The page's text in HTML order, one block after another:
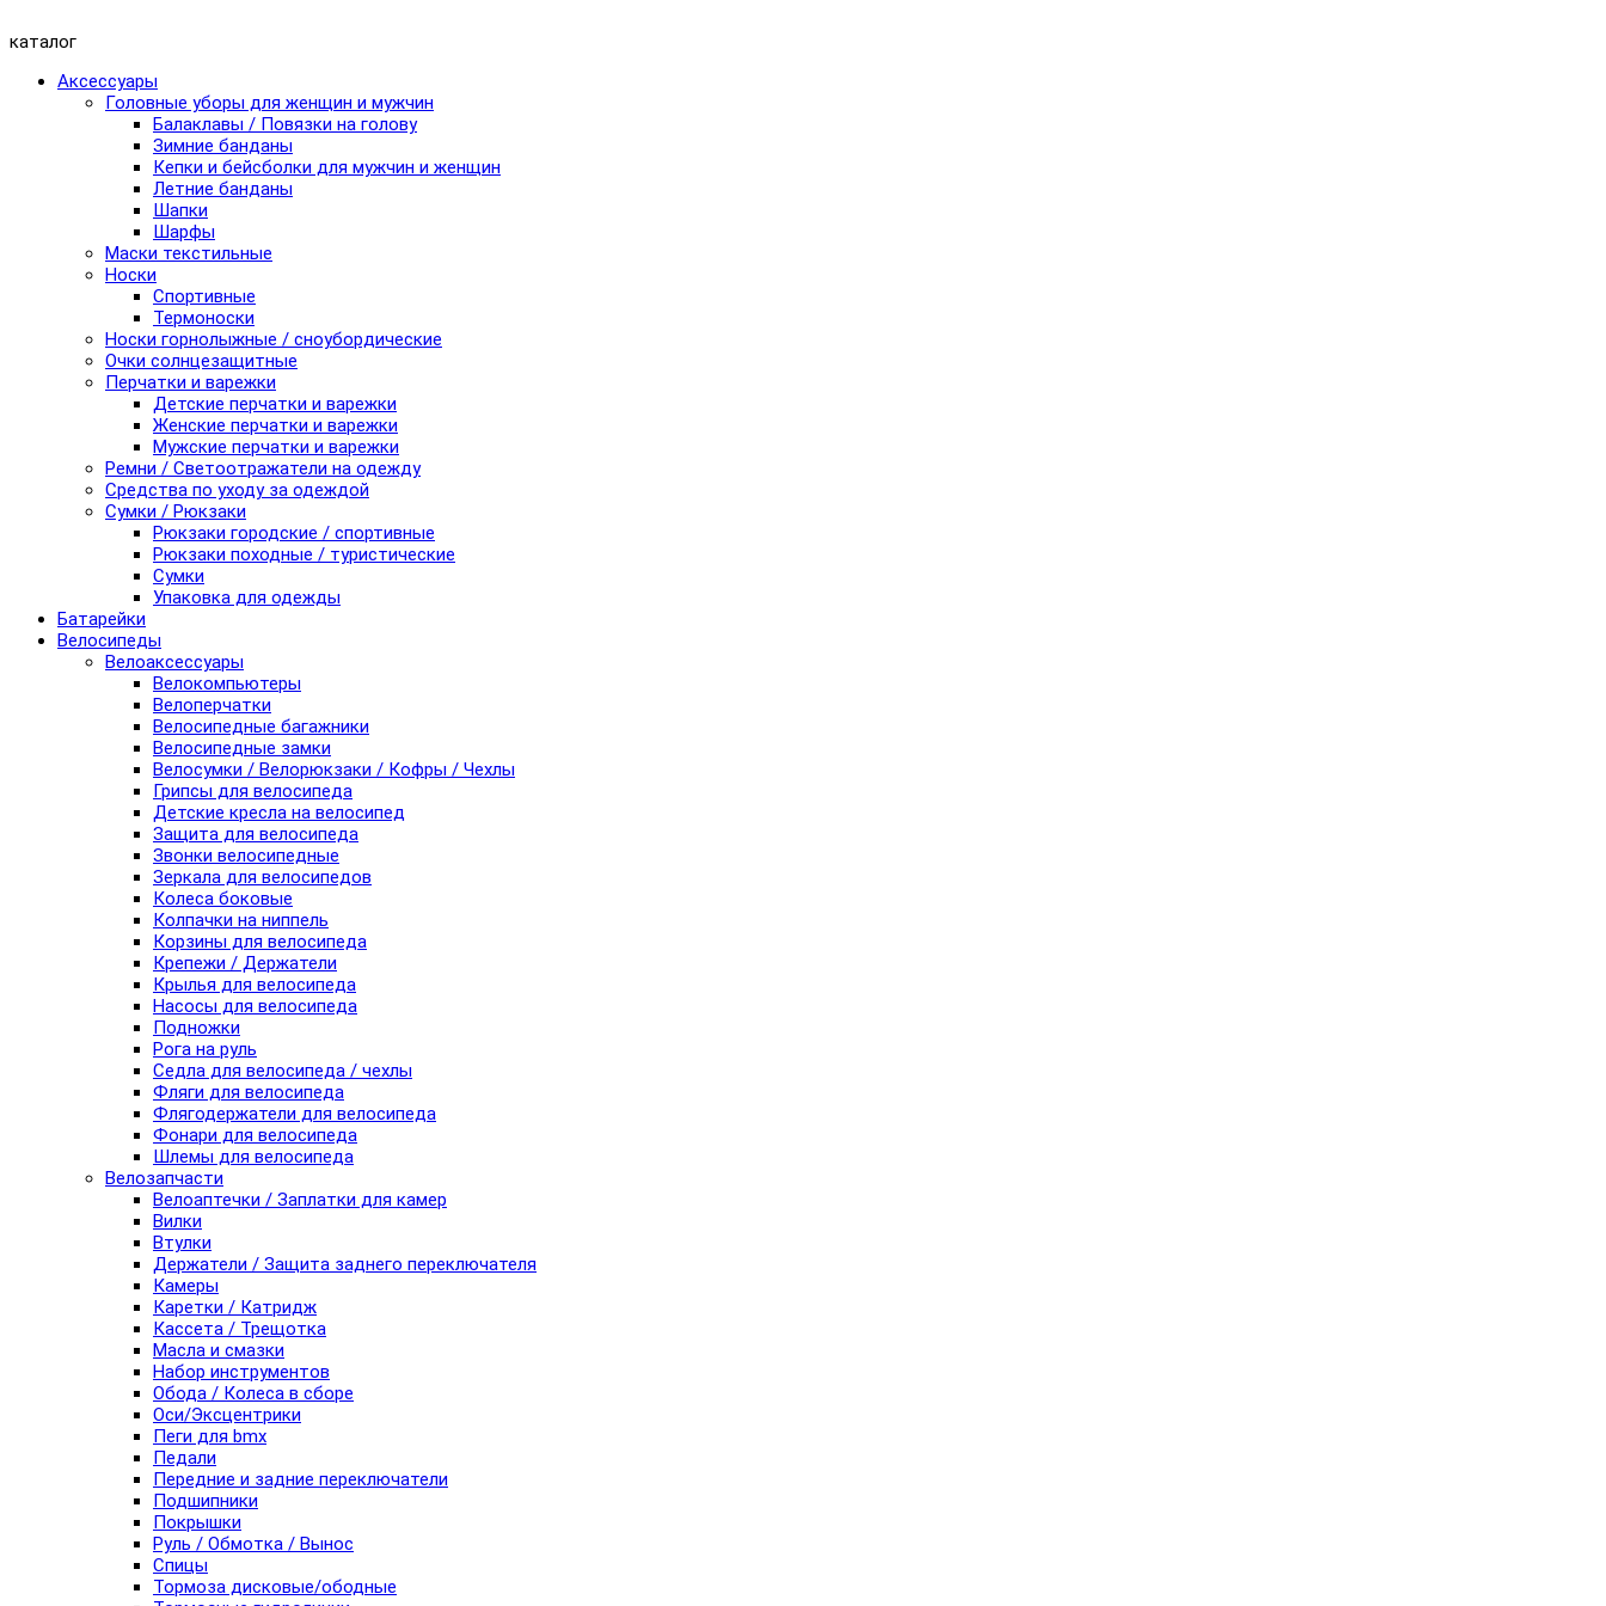
каталог
Аксессуары
Головные уборы для женщин и мужчин
Балаклавы / Повязки на голову
Зимние банданы
Кепки и бейсболки для мужчин и женщин
Летние банданы
Шапки
Шарфы
Маски текстильные
Носки
Спортивные
Термоноски
Носки горнолыжные / сноубордические
Очки солнцезащитные
Перчатки и варежки
Детские перчатки и варежки
Женские перчатки и варежки
Мужские перчатки и варежки
Ремни / Светоотражатели на одежду
Средства по уходу за одеждой
Сумки / Рюкзаки
Рюкзаки городские / спортивные
Рюкзаки походные / туристические
Сумки
Упаковка для одежды
Батарейки
Велосипеды
Велоаксессуары
Велокомпьютеры
Велоперчатки
Велосипедные багажники
Велосипедные замки
Велосумки / Велорюкзаки / Кофры / Чехлы
Грипсы для велосипеда
Детские кресла на велосипед
Защита для велосипеда
Звонки велосипедные
Зеркала для велосипедов
Колеса боковые
Колпачки на ниппель
Корзины для велосипеда
Крепежи / Держатели
Крылья для велосипеда
Насосы для велосипеда
Подножки
Рога на руль
Седла для велосипеда / чехлы
Фляги для велосипеда
Флягодержатели для велосипеда
Фонари для велосипеда
Шлемы для велосипеда
Велозапчасти
Велоаптечки / Заплатки для камер
Вилки
Втулки
Держатели / Защита заднего переключателя
Камеры
Каретки / Катридж
Кассета / Трещотка
Масла и смазки
Набор инструментов
Обода / Колеса в сборе
Оси/Эксцентрики
Пеги для bmx
Педали
Передние и задние переключатели
Подшипники
Покрышки
Руль / Обмотка / Вынос
Спицы
Тормоза дисковые/ободные